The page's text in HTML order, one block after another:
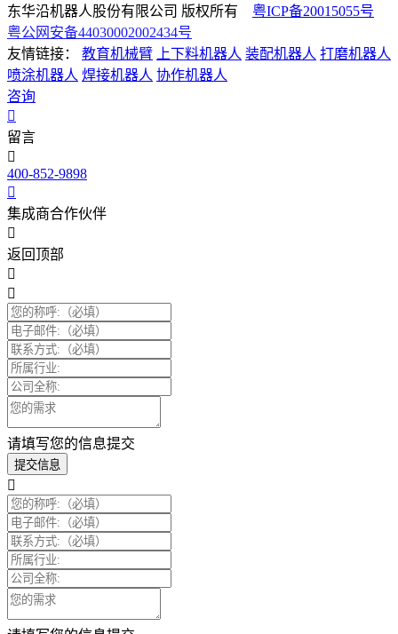
东华沿机器人股份有限公司 版权所有 粤ICP备20015055号
粤公网安备44030002002434号
友情链接：
教育机械臂 上下料机器人 装配机器人 打磨机器人
喷涂机器人 焊接机器人 协作机器人
咨询
留言
400-852-9898
集成商合作伙伴
返回顶部
请填写您的信息提交
提交信息